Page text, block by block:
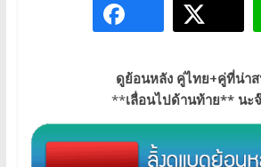
ดูย้อนหลัง คู่ไทย+คู่ที่น่า
**เลื่อนไปด้านท้าย** นะ